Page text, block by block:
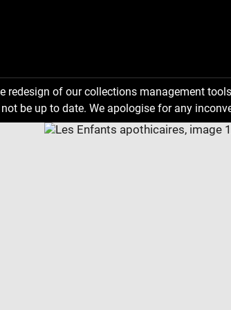
redesign of our collections management
be up to date. We apologise for any